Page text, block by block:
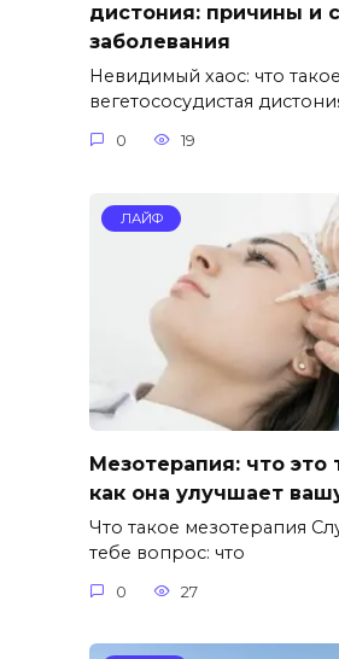
дистония: причины и
заболевания
Невидимый хаос: что такое
вегетососудистая
0 19
ЛАЙФ
Мезотерапия: что это
как она улучшает
Что такое мезотерапия
тебе вопрос: что
0 27